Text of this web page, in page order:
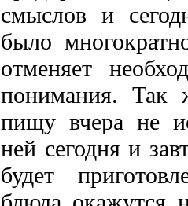
смыслов и
было
отменяет
понимания.
пищу вчера не
ней сегодня и
будет